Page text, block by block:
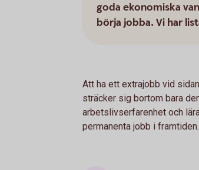
goda ekonomiska
börja jobba. Vi har
Att ha ett extrajobb vid
sträcker sig bortom bara
arbetslivserfarenhet och
permanenta jobb i framtiden.